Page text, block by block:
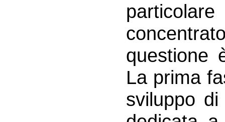
questione
La prima
sviluppo